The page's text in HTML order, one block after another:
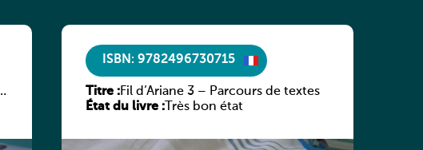
ISBN: 9782496730715
Titre :Fil d’Ariane 3 – Parcours de textes
État du livre :Très bon état